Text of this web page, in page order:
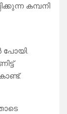
കമ്പനി
പോയി.